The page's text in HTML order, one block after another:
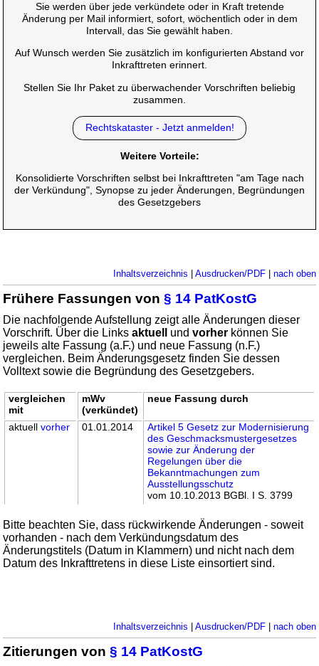
Sie werden über jede verkündete oder in Kraft tretende
Änderung per Mail informiert, sofort, wöchentlich oder in dem
Intervall, das Sie gewählt haben.
Auf Wunsch werden Sie zusätzlich im konfigurierten Abstand vor
Inkrafttreten erinnert.
Stellen Sie Ihr Paket zu überwachender Vorschriften beliebig
zusammen.
Rechtskataster - Jetzt anmelden!
Weitere Vorteile:
Konsolidierte Vorschriften selbst bei Inkrafttreten "am Tage nach
der Verkündung", Synopse zu jeder Änderungen, Begründungen
des Gesetzgebers
Inhaltsverzeichnis Ausdrucken/PDF| nach oben
Frühere Fassungen von§ 14 PatKostG
Die nachfolgende Aufstellung zeigt alle Änderungen dieser
Vorschrift. Über die Linksaktuell undvorher können Sie
jeweils alte Fassung (a.F.) und neue Fassung (n.F.)
vergleichen. Beim Änderungsgesetz finden Sie dessen
Volltext sowie die Begründung des Gesetzgebers.
vergleichen
mit
mWv
(verkündet)
neue Fassung durch
aktuellvorher 01.01.2014
Artikel 5 Gesetz zur Modernisierung
des Geschmacksmustergesetzes
sowie zur Änderung der
Regelungen über die
Bekanntmachungen zum
Ausstellungsschutz
vom 10.10.2013 BGBl. I S. 3799
Bitte beachten Sie, dass rückwirkende Änderungen - soweit
vorhanden - nach dem Verkündungsdatum des
Änderungstitels (Datum in Klammern) und nicht nach dem
Datum des Inkrafttretens in diese Liste einsortiert sind.
Inhaltsverzeichnis Ausdrucken/PDF| nach oben
Zitierungen von§ 14 PatKostG